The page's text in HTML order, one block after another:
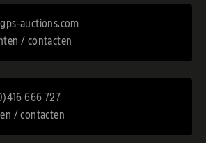
auctions.com
/ contacten
666 727
/ contacten